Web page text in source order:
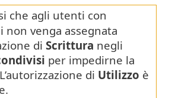
che agli utenti con
non venga assegnata
di Scrittura negli
per impedirne la
di Utilizzo è